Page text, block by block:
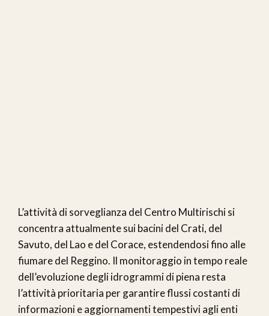
L’attività di sorveglianza del Centro Multirischi si
concentra attualmente sui bacini del Crati, del
Savuto, del Lao e del Corace, estendendosi fino alle
fiumare del Reggino. Il monitoraggio in tempo reale
dell’evoluzione degli idrogrammi di piena resta
l’attività prioritaria per garantire flussi costanti di
informazioni e aggiornamenti tempestivi agli enti